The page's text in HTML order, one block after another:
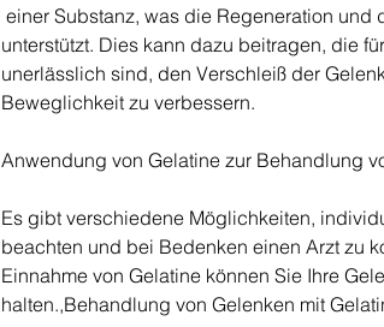
unterstützt. Dies kann dazu beitragen, die
unerlässlich sind, den Verschleiß der
Beweglichkeit zu verbessern.
Anwendung von Gelatine zur Behandlung
Es gibt verschiedene Möglichkeiten,
beachten und bei Bedenken einen Arzt zu
Einnahme von Gelatine können Sie Ihre
halten.,Behandlung von Gelenken mit